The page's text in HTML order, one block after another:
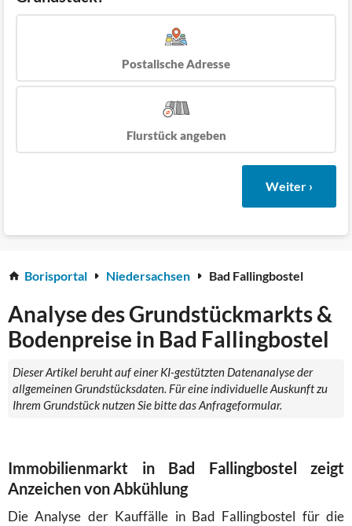
Postalische Adresse
Flurstück angeben
Weiter ›
Borisportal Niedersachsen Bad Fallingbostel
Analyse des Grundstückmarkts &
Bodenpreise in Bad Fallingbostel
Dieser Artikel beruht auf einer KI-gestützten Datenanalyse der
allgemeinen Grundstücksdaten. Für eine individuelle Auskunft zu
Ihrem Grundstück nutzen Sie bitte das Anfrageformular.
Immobilienmarkt in Bad Fallingbostel zeigt
Anzeichen von Abkühlung
Die Analyse der Kauffälle in Bad Fallingbostel für die